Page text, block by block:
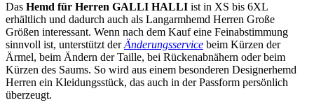
Das Hemd für Herren GALLI HALLI ist in XS bis 6XL
erhältlich und dadurch auch als Langarmhemd Herren Große
Größen interessant. Wenn nach dem Kauf eine Feinabstimmung
sinnvoll ist, unterstützt derÄnderungsservice beim Kürzen der
Ärmel, beim Ändern der Taille, bei Rückenabnähern oder beim
Kürzen des Saums. So wird aus einem besonderen Designerhemd
Herren ein Kleidungsstück, das auch in der Passform persönlich
überzeugt.